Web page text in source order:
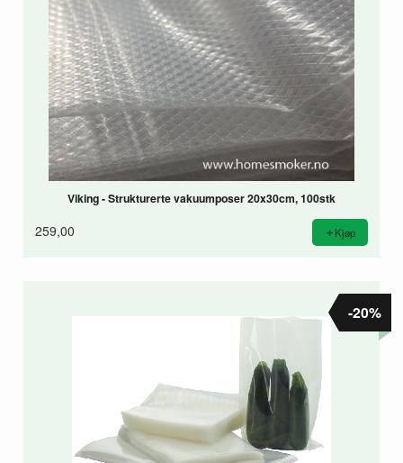
Viking - Strukturerte vakuumposer 20x30cm, 100stk
259,00 Kjøp
-20%